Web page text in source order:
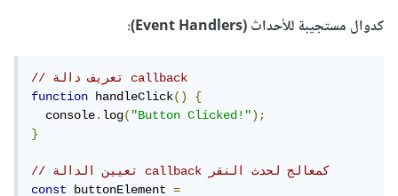
كدوال مستجيبة للأحداث (Event Handlers):
// تعريف دالة callback
function handleClick()
{
  console
.log("Button Clicked!");
}
// تعيين الدالة callback كمعالج لحدث النقر
const
buttonElement =